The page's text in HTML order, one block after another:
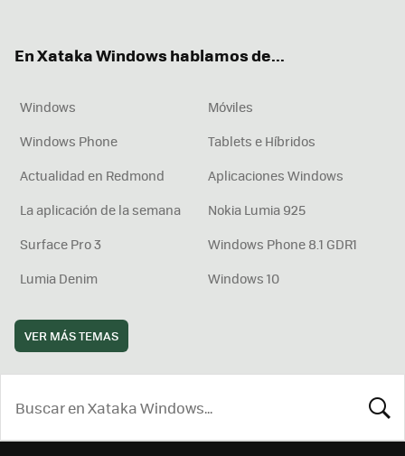
En Xataka Windows hablamos de...
Windows
Móviles
Windows Phone
Tablets e Híbridos
Actualidad en Redmond
Aplicaciones Windows
La aplicación de la semana
Nokia Lumia 925
Surface Pro 3
Windows Phone 8.1 GDR1
Lumia Denim
Windows 10
VER MÁS TEMAS